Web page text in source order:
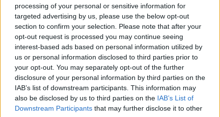
processing of your personal or sensitive information for
targeted advertising by us, please use the below opt-out
section to confirm your selection. Please note that after your
opt-out request is processed you may continue seeing
interest-based ads based on personal information utilized by
us or personal information disclosed to third parties prior to
your opt-out. You may separately opt-out of the further
disclosure of your personal information by third parties on the
IAB’s list of downstream participants. This information may
also be disclosed by us to third parties on the IAB’s List of
Downstream Participants that may further disclose it to other
Országos hírek
Miért éri meg Afrikában utat építeni?
Minden, amit a GED Afrika projektről
tudni kell
Kihívások labirintusában